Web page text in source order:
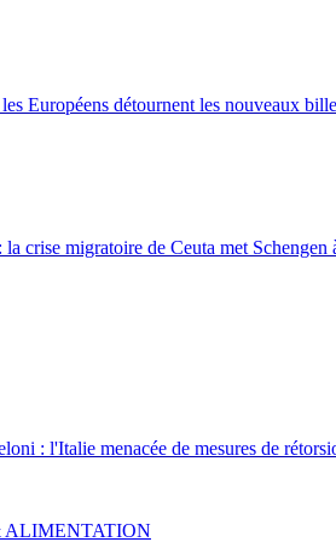
Européens détournent les nouveaux
la crise migratoire de Ceuta met Schengen
: l'Italie menacée de mesures de